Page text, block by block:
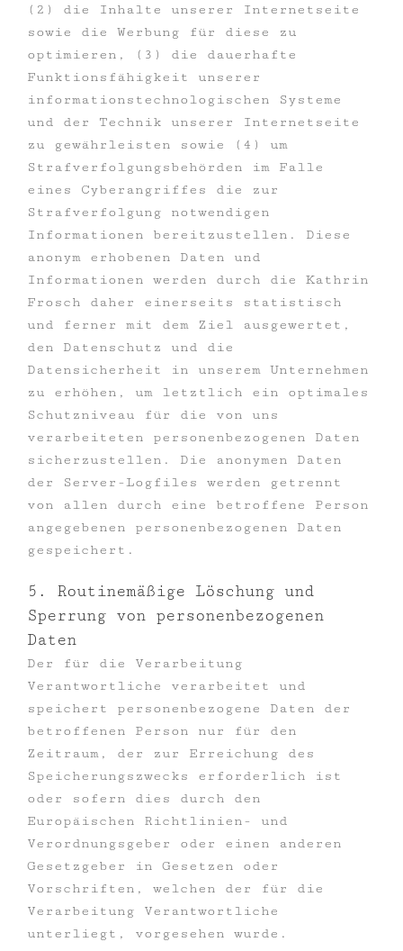
(2) die Inhalte unserer Internetseite
sowie die Werbung für diese zu
optimieren, (3) die dauerhafte
Funktionsfähigkeit unserer
informationstechnologischen Systeme
und der Technik unserer Internetseite
zu gewährleisten sowie (4) um
Strafverfolgungsbehörden im Falle
eines Cyberangriffes die zur
Strafverfolgung notwendigen
Informationen bereitzustellen. Diese
anonym erhobenen Daten und
Informationen werden durch die Kathrin
Frosch daher einerseits statistisch
und ferner mit dem Ziel ausgewertet,
den Datenschutz und die
Datensicherheit in unserem Unternehmen
zu erhöhen, um letztlich ein optimales
Schutzniveau für die von uns
verarbeiteten personenbezogenen Daten
sicherzustellen. Die anonymen Daten
der Server-Logfiles werden getrennt
von allen durch eine betroffene Person
angegebenen personenbezogenen Daten
gespeichert.
5. Routinemäßige Löschung und
Sperrung von personenbezogenen
Daten
Der für die Verarbeitung
Verantwortliche verarbeitet und
speichert personenbezogene Daten der
betroffenen Person nur für den
Zeitraum, der zur Erreichung des
Speicherungszwecks erforderlich ist
oder sofern dies durch den
Europäischen Richtlinien- und
Verordnungsgeber oder einen anderen
Gesetzgeber in Gesetzen oder
Vorschriften, welchen der für die
Verarbeitung Verantwortliche
unterliegt, vorgesehen wurde.